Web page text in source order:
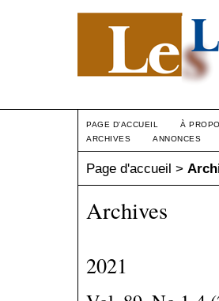
PAGE D'ACCUEIL À
ARCHIVES
ANNONCES
Page d'accueil >
Archives
2021